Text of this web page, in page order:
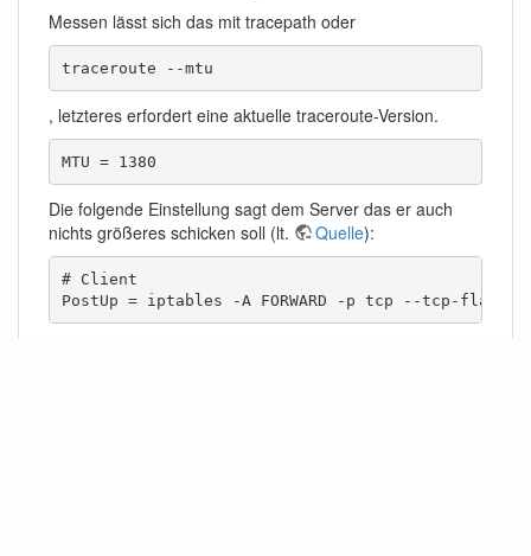
Messen lässt sich das mit tracepath oder
traceroute --mtu
, letzteres erfordert eine aktuelle traceroute-Version.
MTU = 1380
Die folgende Einstellung sagt dem Server das er auch
nichts größeres schicken soll (lt.
Quelle):
# Client
PostUp = iptables -A FORWARD -p tcp --tcp-flags